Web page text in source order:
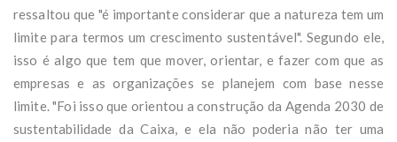
ressaltou que "é importante considerar que a natureza tem um
limite para termos um crescimento sustentável". Segundo ele,
isso é algo que tem que mover, orientar, e fazer com que as
empresas e as organizações se planejem com base nesse
limite. "Foi isso que orientou a construção da Agenda 2030 de
sustentabilidade da Caixa, e ela não poderia não ter uma